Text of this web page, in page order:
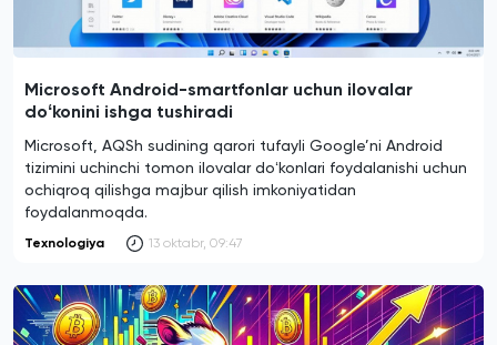
Microsoft Android-smartfonlar uchun ilovalar
doʻkonini ishga tushiradi
Microsoft, AQSh sudining qarori tufayli Google’ni Android
tizimini uchinchi tomon ilovalar doʻkonlari foydalanishi uchun
ochiqroq qilishga majbur qilish imkoniyatidan
foydalanmoqda.
Texnologiya 13 oktabr, 09:47